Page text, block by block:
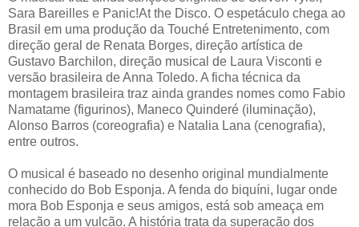
Sara Bareilles e Panic!At the Disco. O espetáculo chega ao
Brasil em uma produção da Touché Entretenimento, com
direção geral de Renata Borges, direção artística de
Gustavo Barchilon, direção musical de Laura Visconti e
versão brasileira de Anna Toledo. A ficha técnica da
montagem brasileira traz ainda grandes nomes como Fabio
Namatame (figurinos), Maneco Quinderé (iluminação),
Alonso Barros (coreografia) e Natalia Lana (cenografia),
entre outros.
O musical é baseado no desenho original mundialmente
conhecido do Bob Esponja. A fenda do biquíni, lugar onde
mora Bob Esponja e seus amigos, está sob ameaça em
relação a um vulcão. A história trata da superação dos